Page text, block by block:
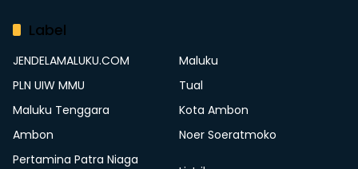
Label
JENDELAMALUKU.COM
Maluku
PLN UIW MMU
Tual
Maluku Tenggara
Kota Ambon
Ambon
Noer Soeratmoko
Pertamina Patra Niaga